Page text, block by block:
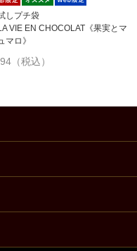
しプチ袋
VIE EN CHOCOLAT《果実とマ
マロ》
（税込）